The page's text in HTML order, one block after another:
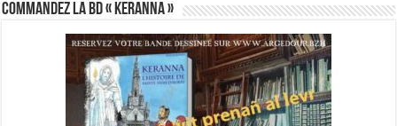
Commandez la BD « Keranna »